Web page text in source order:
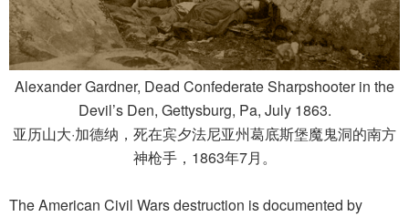
Alexander Gardner, Dead Confederate Sharpshooter in the
Devil’s Den, Gettysburg, Pa, July 1863.
亚历山大·加德纳，死在宾夕法尼亚州葛底斯堡魔鬼洞的南方
神枪手，1863年7月。
The American Civil Wars destruction is documented by